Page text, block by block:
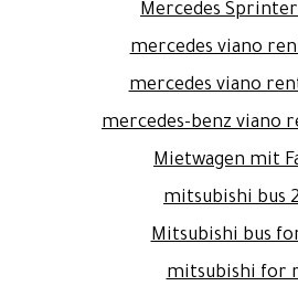
Mercedes
mercedes viano
mercedes viano
mercedes-benz viano
Mietwagen mit
mitsubishi bus
Mitsubishi bus
mitsubishi for